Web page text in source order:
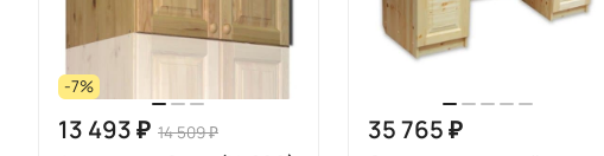
-7%
13 493 ₽ 14 509 ₽ 35 765 ₽